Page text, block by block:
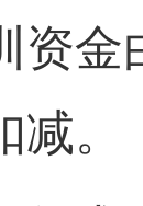
资金
。